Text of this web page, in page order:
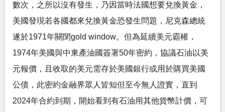
數次，之所以沒有發生，乃因當時法國想要兌換黃金，
美國發現若各國都來兌換黃金恐發生問題，尼克森總統
遂於1971年關閉gold window。但為延續美元霸權，
1974年美國與中東產油國簽署50年密約，協議石油以美
元報價，且收取的美元需存於美國銀行或用於購買美國
公債，此密約金融界眾人皆知但至今無人證實，直到
2024年合約到期，開始看到有石油用其他貨幣計價，可